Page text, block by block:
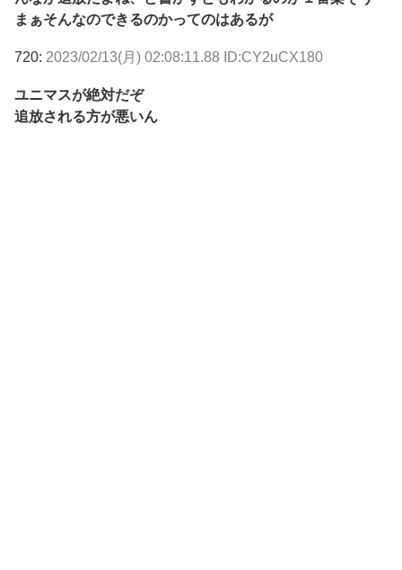
まぁそんなのできるのかってのはあるが
720: 2023/02/13(月) 02:08:11.88 ID:CY2uCX180
ユニマスが絶対だぞ
追放される方が悪いん